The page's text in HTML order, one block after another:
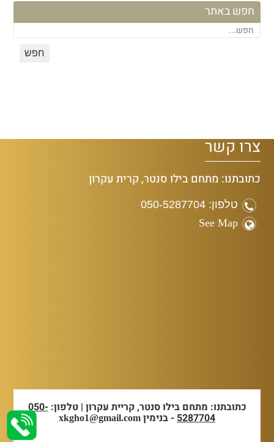
חפש באתר
צרו קשר
כתובתנו: מתחם בילו סנטר, קרית עקרון
טלפון: 050-5287704
See Map
כתובתנו: מתחם בילו סנטר, קריית עקרון | טלפון:050-
5287704- בנימין xkgho1@gmail.com